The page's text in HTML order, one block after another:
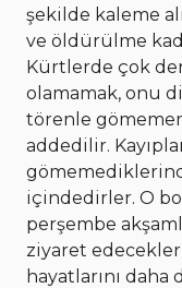
şekilde kaleme
ve öldürülme
Kürtlerde çok
olamamak, onu
törenle
addedilir.
içindedirler. O
perşembe
ziyaret
hayatlarını daha